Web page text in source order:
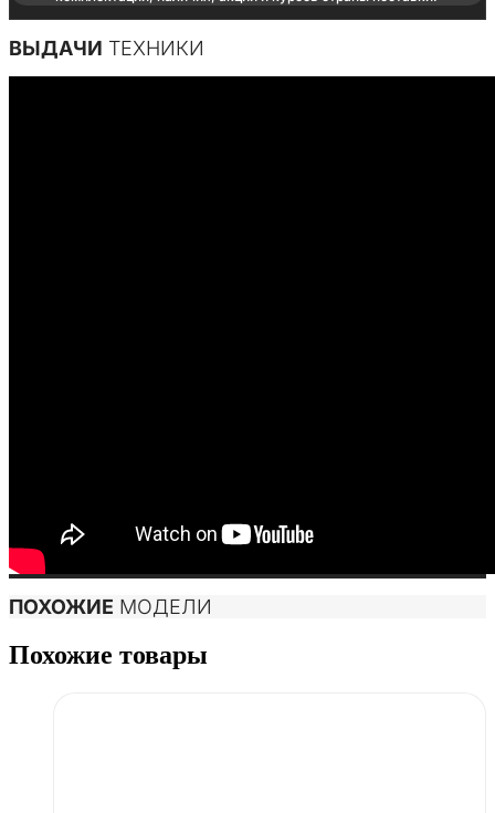
ВЫДАЧИ ТЕХНИКИ
ПОХОЖИЕ МОДЕЛИ
Похожие товары